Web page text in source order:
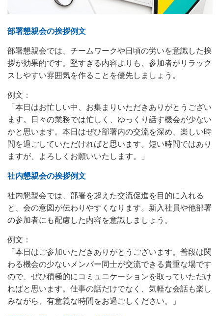
部署懇親会の挨拶例文
部署懇親会では、チームワークや日頃の労いを意識した挨
拶が効果的です。堅すぎる内容よりも、参加者がリラック
スしやすい雰囲気を作ることを優先しましょう。
例文：
「本日はお忙しい中、お集まりいただきありがとうござい
ます。日々の業務では忙しく、ゆっくり話す機会が少ない
かと思います。本日はぜひ部署内の交流を深め、楽しい時
間を過ごしていただければと思います。短い時間ではあり
ますが、よろしくお願いいたします。」
社内懇親会の挨拶例文
社内懇親会では、部署を超えた交流促進を目的に入れる
と、会の意図が伝わりやすくなります。新入社員や他部署
の参加者にも配慮した内容を意識しましょう。
例文：
「本日はご参加いただきありがとうございます。普段は関
わる機会の少ないメンバー同士が交流できる貴重な場です
ので、ぜひ積極的にコミュニケーションを取っていただけ
ればと思います。仕事の話だけでなく、気軽な会話も楽し
みながら、有意義な時間をお過ごしください。」